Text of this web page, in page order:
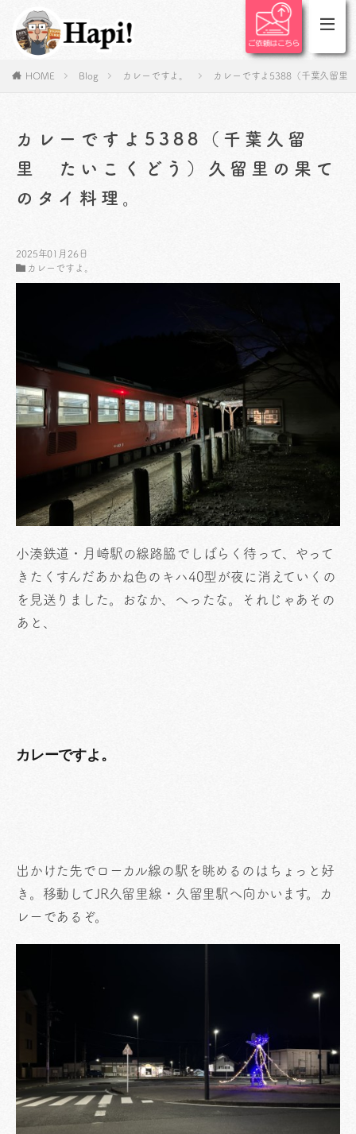
HOME Blog カレーですよ。 カレーですよ5388（千葉久留
カレーですよ5388（千葉久留
里 たいこくどう）久留里の果て
のタイ料理。
2025年01月26日
カレーですよ。
小湊鉄道・月崎駅の線路脇でしばらく待って、やって
きたくすんだあかね色のキハ40型が夜に消えていくの
を見送りました。おなか、へったな。それじゃあその
あと、
カレーですよ。
出かけた先でローカル線の駅を眺めるのはちょっと好
き。移動してJR久留里線・久留里駅へ向かいます。カ
レーであるぞ。